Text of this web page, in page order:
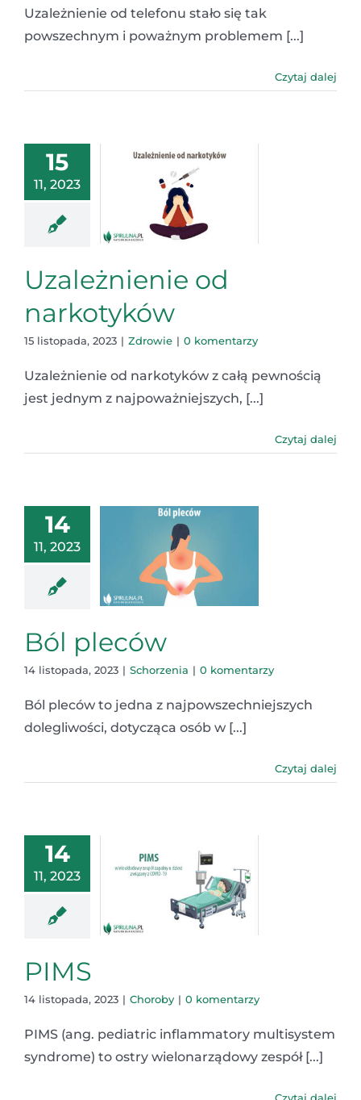
Uzależnienie od telefonu stało się tak
powszechnym i poważnym problemem [...]
Czytaj dalej
15
11, 2023
Uzależnienie od
narkotyków
15 listopada, 2023 | Zdrowie | 0 komentarzy
Uzależnienie od narkotyków z całą pewnością
jest jednym z najpoważniejszych, [...]
Czytaj dalej
14
11, 2023
Ból pleców
14 listopada, 2023 | Schorzenia | 0 komentarzy
Ból pleców to jedna z najpowszechniejszych
dolegliwości, dotycząca osób w [...]
Czytaj dalej
14
11, 2023
PIMS
14 listopada, 2023 | Choroby | 0 komentarzy
PIMS (ang. pediatric inflammatory multisystem
syndrome) to ostry wielonarządowy zespół [...]